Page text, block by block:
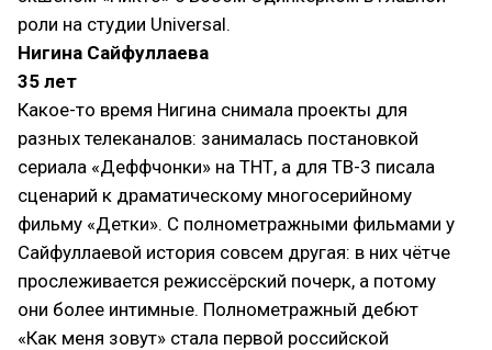
роли на студии Universal.
Нигина Сайфуллаева
35 лет
Какое-то время Нигина снимала проекты для
разных телеканалов: занималась постановкой
сериала «Деффчонки» на ТНТ, а для ТВ-3 писала
сценарий к драматическому многосерийному
фильму «Детки». С полнометражными фильмами у
Сайфуллаевой история совсем другая: в них чётче
прослеживается режиссёрский почерк, а потому
они более интимные. Полнометражный дебют
«Как меня зовут» стала первой российской